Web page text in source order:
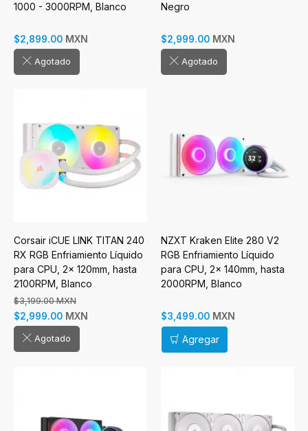
1000 - 3000RPM, Blanco
$2,899.00 MXN
Agotado
Negro
$2,999.00 MXN
Agotado
Corsair iCUE LINK TITAN 240
RX RGB Enfriamiento Líquido
para CPU, 2x 120mm, hasta
2100RPM, Blanco
$3,199.00 MXN
$2,999.00 MXN
Agotado
NZXT Kraken Elite 280 V2
RGB Enfriamiento Líquido
para CPU, 2x 140mm, hasta
2000RPM, Blanco
$3,499.00 MXN
Agregar